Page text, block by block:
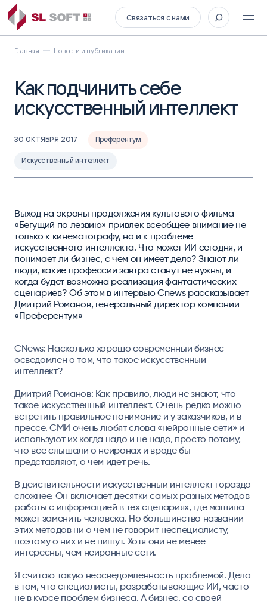
Связаться с нами
Главная Новости и публикации
Как подчинить себе
искусственный интеллект
30 ОКТЯБРЯ 2017 Преферентум
Искусственный интеллект
Выход на экраны продолжения культового фильма
«Бегущий по лезвию» привлек всеобщее внимание не
только к кинематографу, но и к проблеме
искусственного интеллекта. Что может ИИ сегодня, и
понимает ли бизнес, с чем он имеет дело? Знают ли
люди, какие профессии завтра станут не нужны, и
когда будет возможна реализация фантастических
сценариев? Об этом в интервью Cnews рассказывает
Дмитрий Романов, генеральный директор компании
«Преферентум»
CNews: Насколько хорошо современный бизнес
осведомлен о том, что такое искусственный
интеллект?
Дмитрий Романов: Как правило, люди не знают, что
такое искусственный интеллект. Очень редко можно
встретить правильное понимание и у заказчиков, и в
прессе. СМИ очень любят слова «нейронные сети» и
используют их когда надо и не надо, просто потому,
что все слышали о нейронах и вроде бы
представляют, о чем идет речь.
В действительности искусственный интеллект гораздо
сложнее. Он включает десятки самых разных методов
работы с информацией в тех сценариях, где машина
может заменить человека. Но большинство названий
этих методов ни о чем не говорит неспециалисту,
поэтому о них и не пишут. Хотя они не менее
интересны, чем нейронные сети.
Я считаю такую неосведомленность проблемой. Дело
в том, что специалисты, разрабатывающие ИИ, часто
не в курсе проблем бизнеса. А бизнес, со своей